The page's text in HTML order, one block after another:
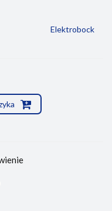
Elektrobock